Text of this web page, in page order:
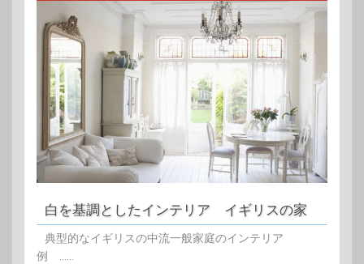
白を基調としたインテリア イギリスの家
典型的なイギリスの中流一般家庭のインテリア
例 ......